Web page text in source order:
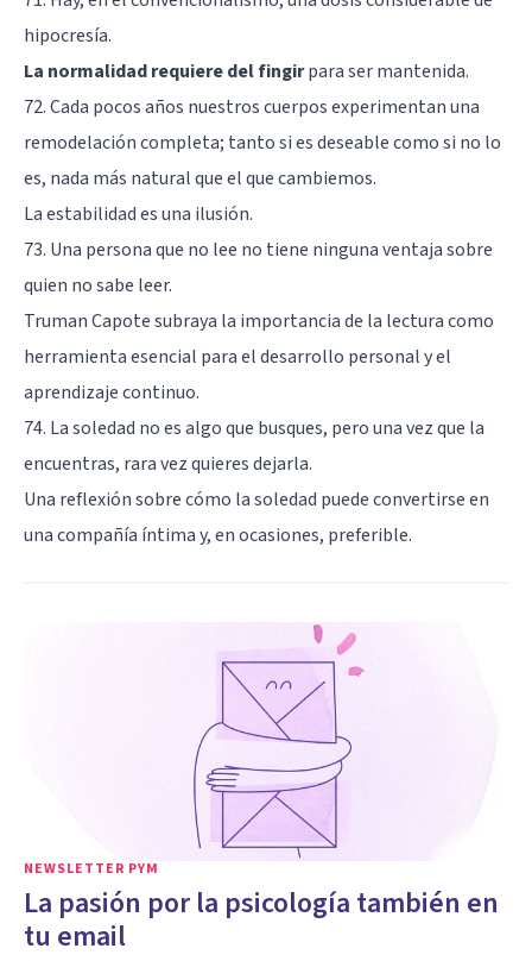
hipocresía.
La normalidad requiere del fingirpara ser mantenida.
72. Cada pocos años nuestros cuerpos experimentan una
remodelación completa; tanto si es deseable como si no lo
es, nada más natural que el que cambiemos.
La estabilidad es una ilusión.
73. Una persona que no lee no tiene ninguna ventaja sobre
quien no sabe leer.
Truman Capote subraya la importancia de la lectura como
herramienta esencial para el desarrollo personal y el
aprendizaje continuo.
74. La soledad no es algo que busques, pero una vez que la
encuentras, rara vez quieres dejarla.
Una reflexión sobre cómo la soledad puede convertirse en
una compañía íntima y, en ocasiones, preferible.
NEWSLETTER PYM
La pasión por la psicología también en
tu email